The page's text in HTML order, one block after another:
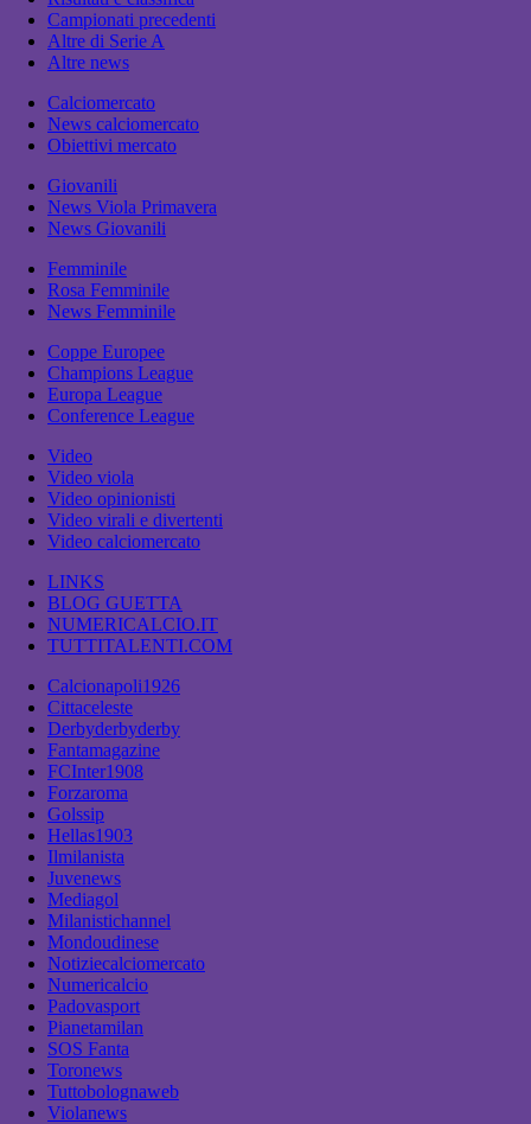
Campionati precedenti
Altre di Serie A
Altre news
Calciomercato
News calciomercato
Obiettivi mercato
Giovanili
News Viola Primavera
News Giovanili
Femminile
Rosa Femminile
News Femminile
Coppe Europee
Champions League
Europa League
Conference League
Video
Video viola
Video opinionisti
Video virali e divertenti
Video calciomercato
LINKS
BLOG GUETTA
NUMERICALCIO.IT
TUTTITALENTI.COM
Calcionapoli1926
Cittaceleste
Derbyderbyderby
Fantamagazine
FCInter1908
Forzaroma
Golssip
Hellas1903
Ilmilanista
Juvenews
Mediagol
Milanistichannel
Mondoudinese
Notiziecalciomercato
Numericalcio
Padovasport
Pianetamilan
SOS Fanta
Toronews
Tuttobolognaweb
Violanews